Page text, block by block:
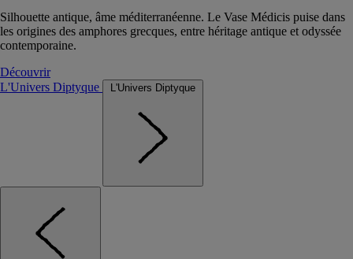
Silhouette antique, âme méditerranéenne. Le Vase Médicis puise dans
les origines des amphores grecques, entre héritage antique et odyssée
contemporaine.
Découvrir
L'Univers Diptyque
L'Univers Diptyque